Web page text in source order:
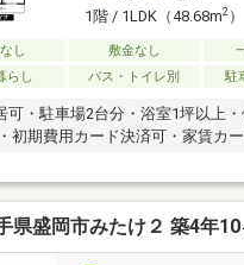
1階 / 1LDK（48.68m2）
し 敷金なし
らし
バス・トイレ別 駐
可・駐車場2台分・浴室1坪以上
初期費用カード決済可・家賃カ
県盛岡市みたけ２ 築4年